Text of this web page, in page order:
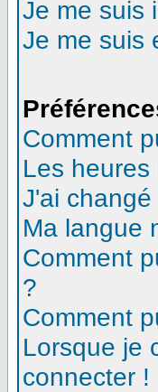
Je me suis
Je me suis
Comment
Les
J'ai
Ma langue
Comment
?
Comment
Lorsque je
connecter !